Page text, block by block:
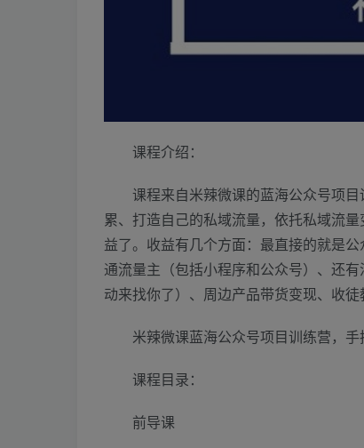
课程介绍：
课程来自米辣微课的蓝海公众号项
累、打造自己的私域流量，依托私域流
益了。收益有几个方面：最直接的就是
通流量主（包括小程序和公众号）、还
动来找你了）、周边产品带货变现、收徒
米辣微课蓝海公众号项目训练营，
课程目录：
前导课